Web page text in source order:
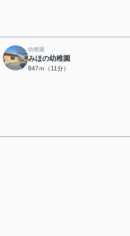
幼稚園
みほの幼稚園
847ｍ（11分）